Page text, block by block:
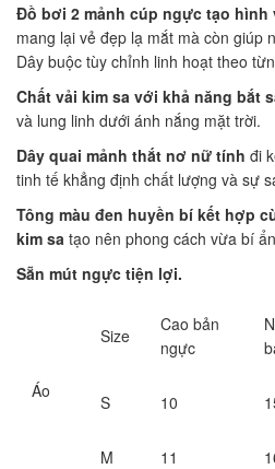
Đồ bơi 2 mảnh cúp ngực tạo hình
mang lại vẻ đẹp lạ mắt mà còn giúp
Dây buộc tùy chỉnh linh hoạt theo
Chất vải kim sa với khả năng bắt
và lung linh dưới ánh nắng mặt trời.
Dây quai mảnh thắt nơ nữ tính đi
tinh tế khẳng định chất lượng và sự
Tông màu đen huyền bí kết hợp
kim sa tạo nên phong cách vừa bí
Sẵn mút ngực tiện lợi.
Áo
Size
Cao bản
ngực
S 10
M 11